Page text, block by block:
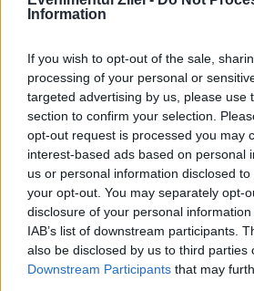
Information
If you wish to opt-out of the sale,
processing of your personal or
targeted advertising by us, please use
section to confirm your selection.
opt-out request is processed you may
interest-based ads based on personal
us or personal information disclosed
your opt-out. You may separately opt-
disclosure of your personal
IAB’s list of downstream participants.
also be disclosed by us to third parties
Downstream Participants that may
bologna Bonn bruxelles
români romania
titus corlatean torino
vot